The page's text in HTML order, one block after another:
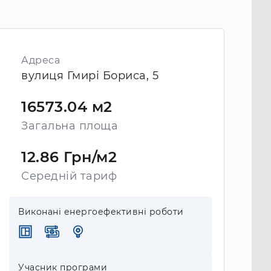
Адреса
вулиця Гмирі Бориса, 5
16573.04 м2
Загальна площа
12.86 Грн/м2
Середній тариф
Виконані енергоефективні роботи
Учасник програми